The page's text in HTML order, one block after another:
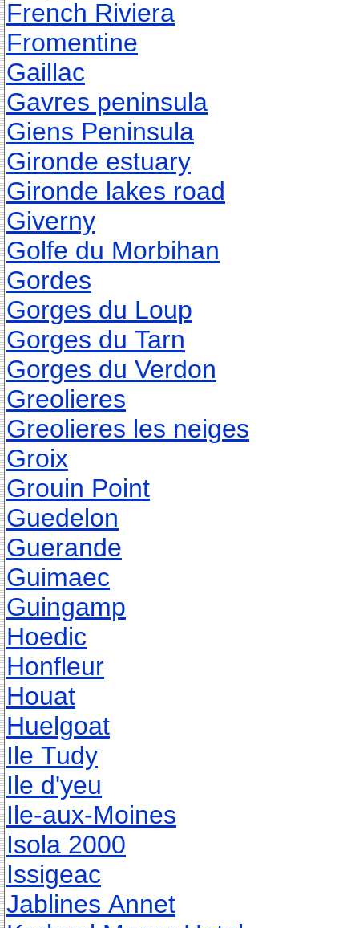
French Riviera
Fromentine
Gaillac
Gavres peninsula
Giens Peninsula
Gironde estuary
Gironde lakes road
Giverny
Golfe du Morbihan
Gordes
Gorges du Loup
Gorges du Tarn
Gorges du Verdon
Greolieres
Greolieres les neiges
Groix
Grouin Point
Guedelon
Guerande
Guimaec
Guingamp
Hoedic
Honfleur
Houat
Huelgoat
Ile Tudy
Ile d'yeu
Ile-aux-Moines
Isola 2000
Issigeac
Jablines Annet